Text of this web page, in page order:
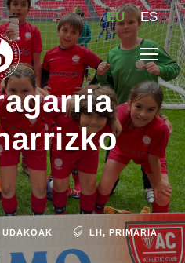
EU ES
LH, PRIMARIA